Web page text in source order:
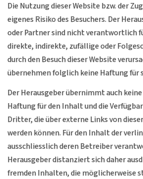
Die Nutzung dieser Website bzw. der
eigenes Risiko des Besuchers. Der
oder Partner sind nicht verantwortlich
direkte, indirekte, zufällige oder
durch den Besuch dieser Website
übernehmen folglich keine Haftung für
Der Herausgeber übernimmt auch
Haftung für den Inhalt und die
Dritter, die über externe Links von
werden können. Für den Inhalt der
ausschliesslich deren Betreiber
Herausgeber distanziert sich daher
fremden Inhalten, die möglicherweise